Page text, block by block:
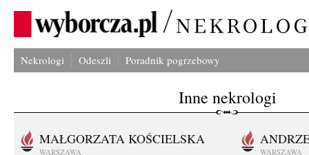
Nekrologi Odeszli Poradnik pogrzebowy
Inne nekrologi
MAŁGORZATA KOŚCIELSKA
WARSZAWA WARSZAWA